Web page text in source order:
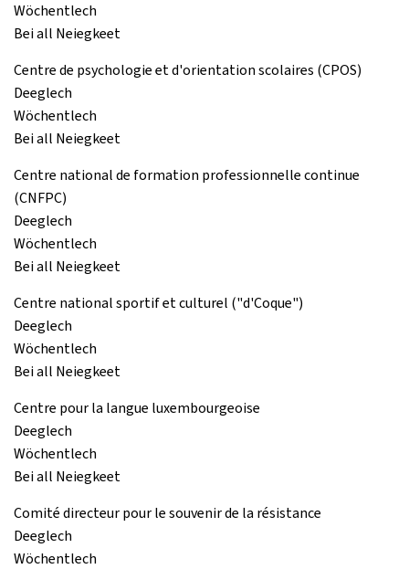
Wöchentlech
Bei all Neiegkeet
Centre de psychologie et d'orientation scolaires (CPOS)
Deeglech
Wöchentlech
Bei all Neiegkeet
Centre national de formation professionnelle continue
(CNFPC)
Deeglech
Wöchentlech
Bei all Neiegkeet
Centre national sportif et culturel ("d'Coque")
Deeglech
Wöchentlech
Bei all Neiegkeet
Centre pour la langue luxembourgeoise
Deeglech
Wöchentlech
Bei all Neiegkeet
Comité directeur pour le souvenir de la résistance
Deeglech
Wöchentlech